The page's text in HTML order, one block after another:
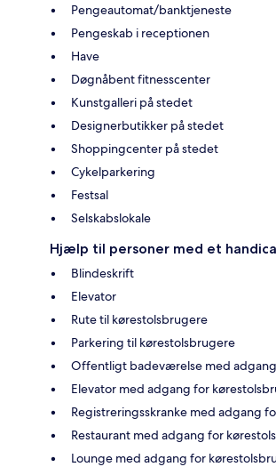
Pengeautomat/banktjeneste
Pengeskab i receptionen
Have
Døgnåbent fitnesscenter
Kunstgalleri på stedet
Designerbutikker på stedet
Shoppingcenter på stedet
Cykelparkering
Festsal
Selskabslokale
Hjælp til personer med et
Blindeskrift
Elevator
Rute til kørestolsbrugere
Parkering til kørestolsbrugere
Offentligt badeværelse med
Elevator med adgang for
Registreringsskranke med adgang
Restaurant med adgang for
Lounge med adgang for